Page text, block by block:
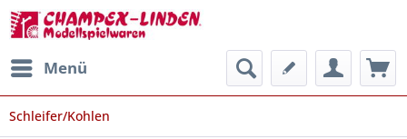
Menü
Schleifer/Kohlen